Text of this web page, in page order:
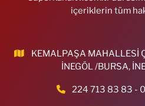
içeriklerin tüm
KEMALPAŞA MAHALLESİ
İNEGÖL /BURSA,
224 713 83 83 -